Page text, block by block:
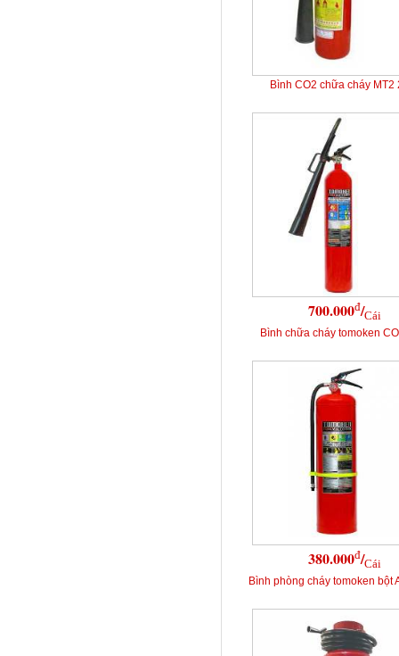
Bình CO2 chữa cháy MT2
700.000đ/Cái
Bình chữa cháy tomoken
380.000đ/Cái
Bình phòng cháy tomoken bột